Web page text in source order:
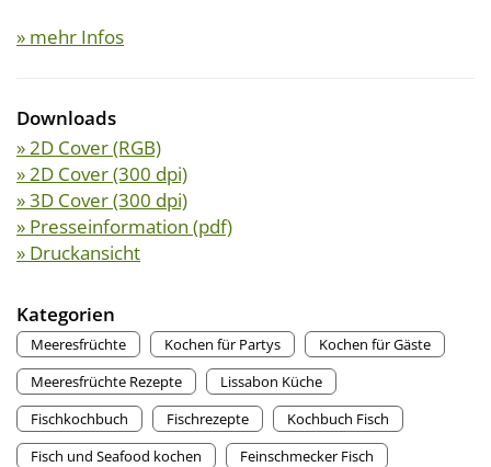
» mehr Infos
Downloads
» 2D Cover (RGB)
» 2D Cover (300 dpi)
» 3D Cover (300 dpi)
» Presseinformation (pdf)
» Druckansicht
Kategorien
Meeresfrüchte Kochen für Partys
Kochen für Gäste
Meeresfrüchte Rezepte
Lissabon Küche
Fischkochbuch
Fischrezepte
Kochbuch Fisch
Fisch und Seafood kochen
Feinschmecker Fisch